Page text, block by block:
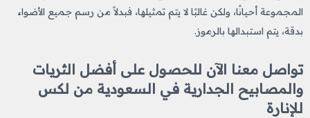
المجموعة أحيانًا، ولكن غالبًا لا يتم تمثيلها، فبدلاً من رسم جميع الأضواء
بدقة، يتم استبدالها بالرموز.
تواصل معنا الآن للحصول على أفضل الثريات
والمصابيح الجدارية في السعودية من لكس
للإنارة